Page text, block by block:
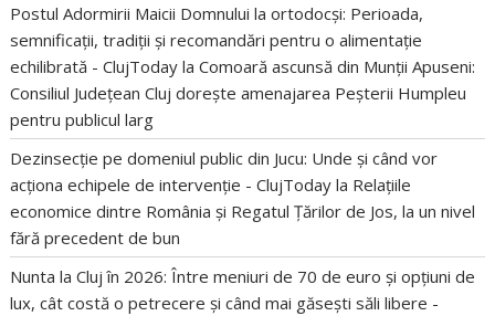
Postul Adormirii Maicii Domnului la ortodocși: Perioada,
semnificații, tradiții și recomandări pentru o alimentație
echilibrată - ClujToday laComoară ascunsă din Munții Apuseni:
Consiliul Județean Cluj dorește amenajarea Peșterii Humpleu
pentru publicul larg
Dezinsecție pe domeniul public din Jucu: Unde și când vor
acționa echipele de intervenție - ClujToday la Relațiile
economice dintre România și Regatul Țărilor de Jos, la un nivel
fără precedent de bun
Nunta la Cluj în 2026: Între meniuri de 70 de euro și opțiuni de
lux, cât costă o petrecere și când mai găsești săli libere -